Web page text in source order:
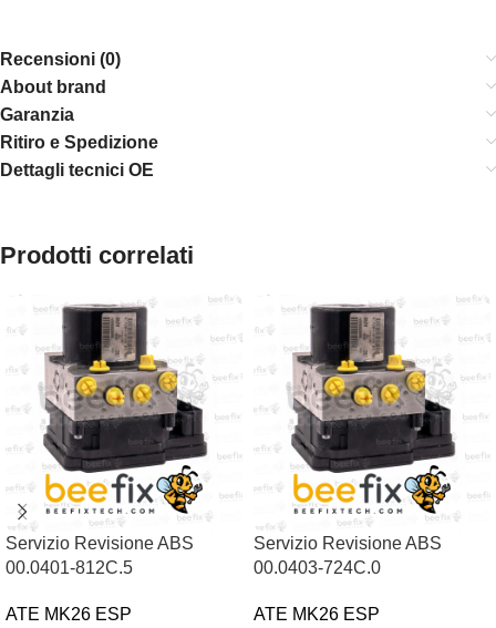
Recensioni (0)
About brand
Garanzia
Ritiro e Spedizione
Dettagli tecnici OE
Prodotti correlati
Servizio Revisione ABS
00.0401-812C.5
ATE MK26 ESP
Servizio Revisione ABS
00.0403-724C.0
ATE MK26 ESP